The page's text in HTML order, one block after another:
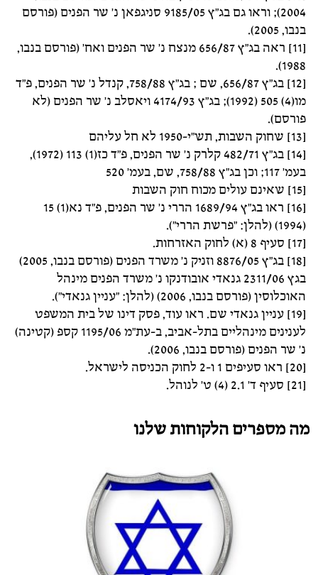
2004); וראו גם בג"ץ 9185/05 סניגפאן נ' שר הפנים (פורסם
בנבו, 2005).
[11] ראה בג"ץ 656/87 מנצח נ' שר הפנים ואח' (פורסם בנבו,
1988).
[12] בג"ץ 656/87, שם ; בג"ץ 758/88, קנדל נ' שר הפנים, פ"ד
מו(4) 505 (1992); בג"ץ 4174/93 ויאסלב נ' שר הפנים (לא
פורסם).
[13] שחוק השבות, תש"י-1950 לא חל עליהם
[14] בג"ץ 482/71 קלרק נ' שר הפנים, פ"ד כז(1) 113 (1972),
בעמ' 117; וכן בג"ץ 758/88, שם, בעמ' 520
[15] שאינם עולים מכוח חוק השבות
[16] ראו בג"ץ 1689/94 הררי נ' שר הפנים, פ"ד נא(1) 15
(1994) (להלן: "פרשת הררי").
[17] סעיף 8 (א) לחוק האזרחות.
[18] בג"ץ 8876/05 וזניק נ' משרד הפנים (פורסם בנבו, 2005)
בגץ 2311/06 גנאדי אובודנקו נ' משרד הפנים מינהל
האוכלוסין (פורסם בנבו, 2006) (להלן: "עניין גנאדי").
[19] עניין גנאדי שם. ראו עוד, פסק דינו של בית המשפט
לענינים מינהליים בתל-אביב, ב-עת"מ 1195/06 קספ (קטינה)
נ' שר הפנים (פורסם בנבו, 2006).
[20] ראו סעיפים 1 ו-2 לחוק הכניסה לישראל.
[21] סעיף ד' 2.1 (4) ט' לנוהל.
מה מספרים הלקוחות שלנו